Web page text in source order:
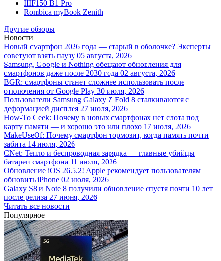
IIIF150 B1 Pro
Rombica myBook Zenith
Другие обзоры
Новости
Новый смартфон 2026 года — старый в оболочке? Эксперты
советуют взять паузу 05 августа, 2026
Samsung, Google и Nothing обещают обновления для
смартфонов даже после 2030 года 02 августа, 2026
BGR: смартфоны станет сложнее использовать после
отключения от Google Play 30 июля, 2026
Пользователи Samsung Galaxy Z Fold 8 сталкиваются с
деформацией дисплея 27 июля, 2026
How-To Geek: Почему в новых смартфонах нет слота под
карту памяти — и хорошо это или плохо 17 июля, 2026
MakeUseOf: Почему смартфон тормозит, когда память почти
забита 14 июля, 2026
CNet: Тепло и беспроводная зарядка — главные убийцы
батареи смартфона 11 июля, 2026
Обновление iOS 26.5.2! Apple рекомендует пользователям
обновить iPhone 02 июля, 2026
Galaxy S8 и Note 8 получили обновление спустя почти 10 лет
после релиза 27 июня, 2026
Читать все новости
Популярное